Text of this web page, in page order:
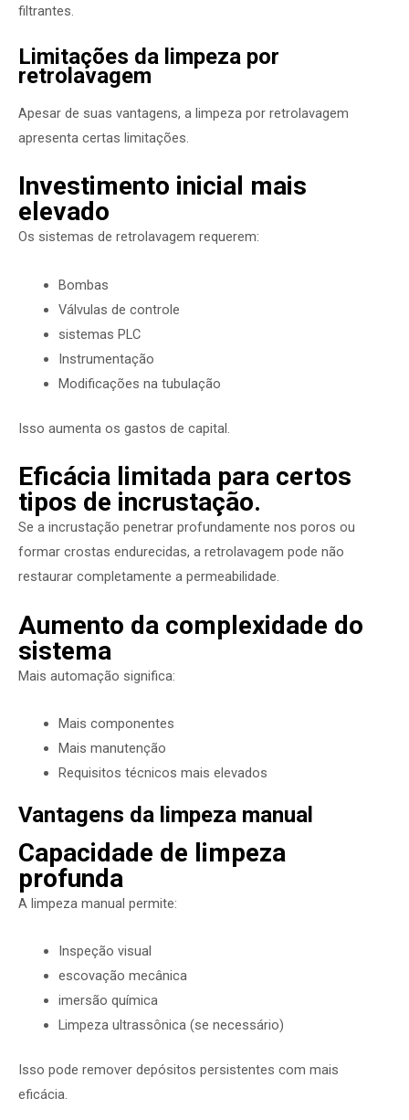
filtrantes.
Limitações da limpeza por
retrolavagem
Apesar de suas vantagens, a limpeza por retrolavagem
apresenta certas limitações.
Investimento inicial mais
elevado
Os sistemas de retrolavagem requerem:
Bombas
Válvulas de controle
sistemas PLC
Instrumentação
Modificações na tubulação
Isso aumenta os gastos de capital.
Eficácia limitada para certos
tipos de incrustação.
Se a incrustação penetrar profundamente nos poros ou
formar crostas endurecidas, a retrolavagem pode não
restaurar completamente a permeabilidade.
Aumento da complexidade do
sistema
Mais automação significa:
Mais componentes
Mais manutenção
Requisitos técnicos mais elevados
Vantagens da limpeza manual
Capacidade de limpeza
profunda
A limpeza manual permite:
Inspeção visual
escovação mecânica
imersão química
Limpeza ultrassônica (se necessário)
Isso pode remover depósitos persistentes com mais
eficácia.